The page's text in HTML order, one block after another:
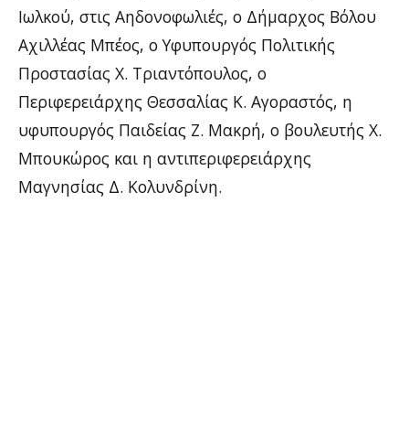
Ιωλκού, στις Αηδονοφωλιές, ο Δήμαρχος Βόλου
Αχιλλέας Μπέος, ο Υφυπουργός Πολιτικής
Προστασίας Χ. Τριαντόπουλος, ο
Περιφερειάρχης Θεσσαλίας Κ. Αγοραστός, η
υφυπουργός Παιδείας Ζ. Μακρή, ο βουλευτής Χ.
Μπουκώρος και η αντιπεριφερειάρχης
Μαγνησίας Δ. Κολυνδρίνη.